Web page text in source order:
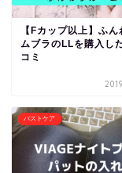
【Fカップ以上】ふ
ムブラのLLを購入し
コミ
バストケア